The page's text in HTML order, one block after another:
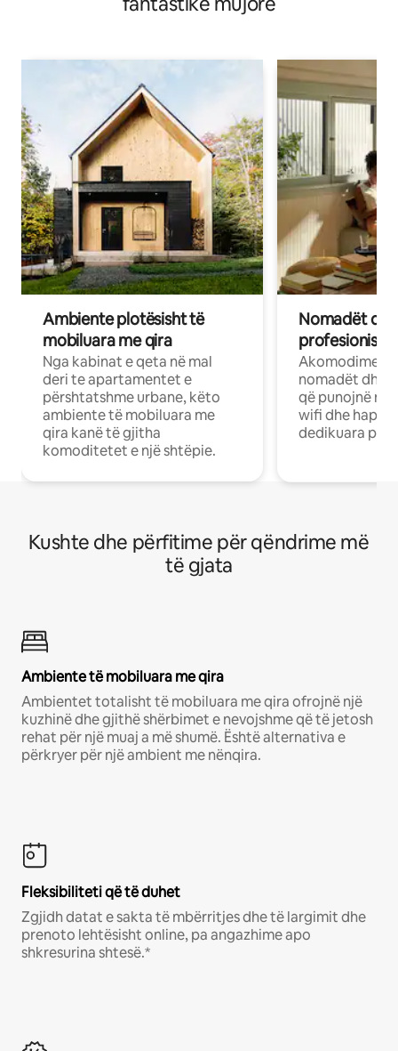
Ambiente plotësisht të
mobiluara me qira
Nga kabinat e qeta në mal
deri te apartamentet e
përshtatshme urbane, këto
ambiente të mobiluara me
qira kanë të gjitha
komoditetet e një shtëpie.
Nomadët
Akomodime
nomadët dhe
që punojnë në
wifi dhe
dedikuara
Kushte dhe përfitime për qëndrime më
të gjata
Ambiente të mobiluara me qira
Ambientet totalisht të mobiluara me qira ofrojnë një
kuzhinë dhe gjithë shërbimet e nevojshme që të jetosh
rehat për një muaj a më shumë. Është alternativa e
përkryer për një ambient me nënqira.
Fleksibiliteti që të duhet
Zgjidh datat e sakta të mbërritjes dhe të largimit dhe
prenoto lehtësisht online, pa angazhime apo
shkresurina shtesë.*